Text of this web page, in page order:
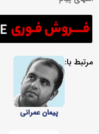
مرتبط با:
پیمان عمرانی